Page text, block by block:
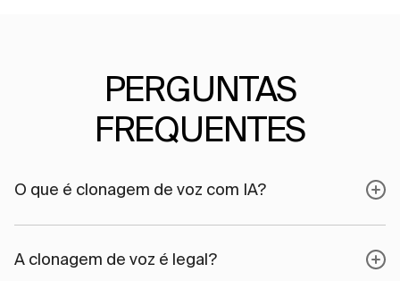
PERGUNTAS
FREQUENTES
O que é clonagem de voz com IA?
A clonagem de voz é legal?